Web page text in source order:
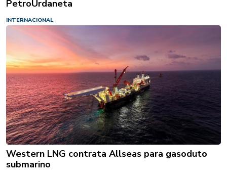
PetroUrdaneta
INTERNACIONAL
Western LNG contrata Allseas para gasoduto
submarino